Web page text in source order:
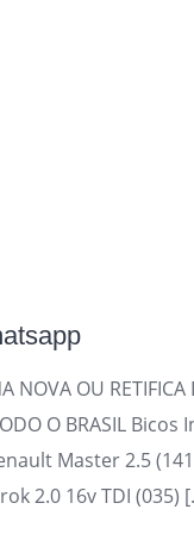
OU RETIFICA
O BRASIL
Master 2.5
2.0 16v TDI (035)